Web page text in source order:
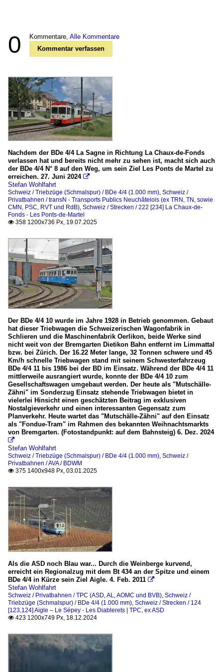
0 Kommentare, Alle Kommentare
Kommentar verfassen
Nachdem der BDe 4/4 La Sagne in Richtung La Chaux-de-Fonds
verlassen hat und bereits nicht mehr zu sehen ist, macht sich auch
der BDe 4/4 N° 8 auf den Weg, um sein Ziel Les Ponts de Martel zu
erreichen. 27. Juni 2024 
Stefan Wohlfahrt
Schweiz / Triebzüge (Schmalspur) / BDe 4/4 (1.000 mm), Schweiz /
Privatbahnen / transN - Transports Publics Neuchâtelois (ex TRN, TN, sowie
CMN, PSC, RVT und RdB), Schweiz / Strecken / 222 [234] La Chaux-de-
Fonds - Les Ponts-de-Martel
 358 1200x736 Px, 19.07.2025
Der BDe 4/4 10 wurde im Jahre 1928 in Betrieb genommen. Gebaut
hat dieser Triebwagen die Schweizerischen Wagonfabrik in
Schlieren und die Maschinenfabrik Oerlikon, beide Werke sind
nicht weit von der Bremgarten Dietikon Bahn entfernt im Limmattal
bzw. bei Zürich. Der 16.22 Meter lange, 32 Tonnen schwere und 45
Km/h schnelle Triebwagen stand mit seinem Schwesterfahrzeug
BDe 4/4 11 bis 1986 bei der BD im Einsatz. Während der BDe 4/4 11
mittlerweile ausrangiert wurde, konnte der BDe 4/4 10 zum
Gesellschaftswagen umgebaut werden. Der heute als "Mutschälle-
Zähni" im Sonderzug Einsatz stehende Triebwagen bietet in
vielerlei Hinsicht einen geschätzten Beitrag im exklusiven
Nostalgieverkehr und einen interessanten Gegensatz zum
Planverkehr. Heute wartet das "Mutschälle-Zähni" auf den Einsatz
als "Fondue-Tram" im Rahmen des bekannten Weihnachtsmarkts
von Bremgarten. (Fotostandpunkt: auf dem Bahnsteig) 6. Dez. 2024

Stefan Wohlfahrt
Schweiz / Triebzüge (Schmalspur) / BDe 4/4 (1.000 mm), Schweiz /
Privatbahnen / AVA / BDWM
 375 1400x948 Px, 03.01.2025
Als die ASD noch Blau war... Durch die Weinberge kurvend,
erreicht ein Regionalzug mit dem Bt 434 an der Spitze und einem
BDe 4/4 in Kürze sein Ziel Aigle. 4. Feb. 2011 
Stefan Wohlfahrt
Schweiz / Privatbahnen / TPC (ASD, AL, AOMC und BVB), Schweiz /
Triebzüge (Schmalspur) / BDe 4/4 (1.000 mm), Schweiz / Strecken / 124
[123,124] Aigle – Le Sépey - Les Diablerets | TPC, ex ASD
 423 1200x749 Px, 18.12.2024